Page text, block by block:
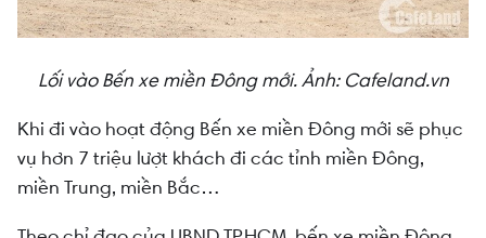
Lối vào Bến xe miền Đông mới. Ảnh: Cafeland.vn
Khi đi vào hoạt động Bến xe miền Đông mới sẽ phục
vụ hơn 7 triệu lượt khách đi các tỉnh miền Đông,
miền Trung, miền Bắc…